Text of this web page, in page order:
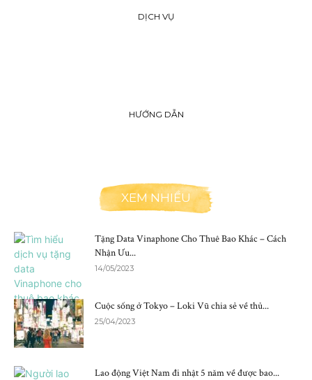
DỊCH VỤ
HƯỚNG DẪN
XEM NHIỀU
Tặng Data Vinaphone Cho Thuê Bao Khác – Cách
Nhận Ưu...
14/05/2023
Cuộc sống ở Tokyo – Loki Vũ chia sẻ về thủ...
25/04/2023
Lao động Việt Nam đi nhật 5 năm về được bao...